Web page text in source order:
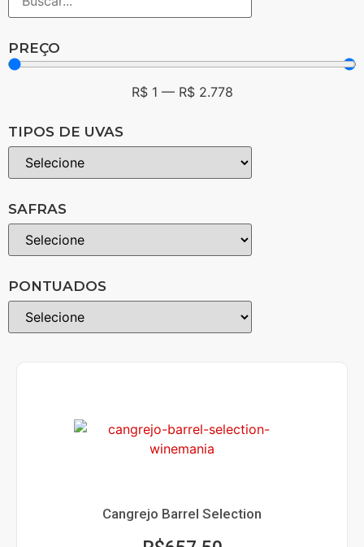
PREÇO
R$ 1 — R$ 2.778
TIPOS DE UVAS
SAFRAS
PONTUADOS
Cangrejo Barrel Selection